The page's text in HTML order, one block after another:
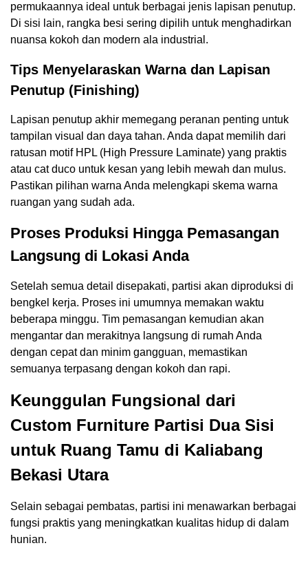
permukaannya ideal untuk berbagai jenis lapisan penutup.
Di sisi lain, rangka besi sering dipilih untuk menghadirkan
nuansa kokoh dan modern ala industrial.
Tips Menyelaraskan Warna dan Lapisan
Penutup (Finishing)
Lapisan penutup akhir memegang peranan penting untuk
tampilan visual dan daya tahan. Anda dapat memilih dari
ratusan motif HPL (High Pressure Laminate) yang praktis
atau cat duco untuk kesan yang lebih mewah dan mulus.
Pastikan pilihan warna Anda melengkapi skema warna
ruangan yang sudah ada.
Proses Produksi Hingga Pemasangan
Langsung di Lokasi Anda
Setelah semua detail disepakati, partisi akan diproduksi di
bengkel kerja. Proses ini umumnya memakan waktu
beberapa minggu. Tim pemasangan kemudian akan
mengantar dan merakitnya langsung di rumah Anda
dengan cepat dan minim gangguan, memastikan
semuanya terpasang dengan kokoh dan rapi.
Keunggulan Fungsional dari
Custom Furniture Partisi Dua Sisi
untuk Ruang Tamu di Kaliabang
Bekasi Utara
Selain sebagai pembatas, partisi ini menawarkan berbagai
fungsi praktis yang meningkatkan kualitas hidup di dalam
hunian.